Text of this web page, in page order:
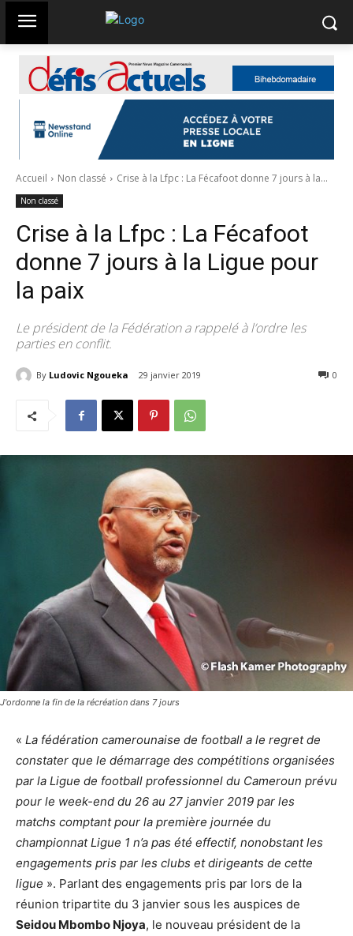
Accueil Non classé Crise à la Lfpc : La Fécafoot donne 7 jours à la...
Non classé
Crise à la Lfpc : La Fécafoot
donne 7 jours à la Ligue pour
la paix
Le président de la Fédération a rappelé à l’ordre les
parties en conflit.
By Ludovic Ngoueka 29 janvier 2019 0
J'ordonne la fin de la récréation dans 7 jours
« La fédération camerounaise de football a le regret de
constater que le démarrage des compétitions organisées
par la Ligue de football professionnel du Cameroun prévu
pour le week-end du 26 au 27 janvier 2019 par les
matchs comptant pour la première journée du
championnat Ligue 1 n’a pas été effectif, nonobstant les
engagements pris par les clubs et dirigeants de cette
ligue ». Parlant des engagements pris par lors de la
réunion tripartite du 3 janvier sous les auspices de
Seidou Mbombo Njoya, le nouveau président de la